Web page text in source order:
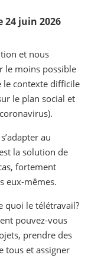
24 juin 2026
et nous
le moins possible
le contexte difficile
le plan social et
au
la solution de
fortement
eux-mêmes.
quoi le télétravail?
pouvez-vous
prendre des
tous et assigner